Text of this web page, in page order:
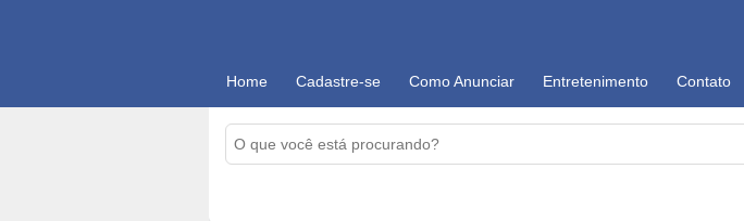
Home Cadastre-se Como Anunciar Entretenimento Contato